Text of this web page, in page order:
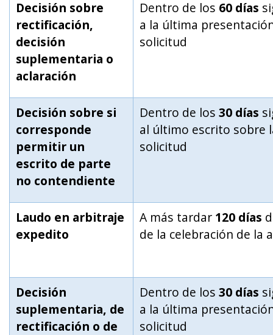
Decisión sobre
rectificación,
decisión
suplementaria o
aclaración
Dentro de los 60 días
a la última
solicitud
Decisión sobre si
corresponde
permitir un
escrito de parte
no contendiente
Dentro de los 30 días
al último escrito sobre
solicitud
Laudo en arbitraje
expedito
A más tardar 120 días
de la celebración de la
Decisión
suplementaria, de
rectificación o de
Dentro de los 30 días
a la última
solicitud